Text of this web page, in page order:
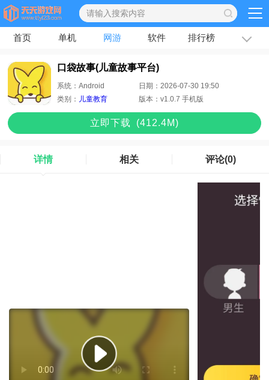
首页 单机 网游 软件 排行榜 专题
口袋故事(儿童故事平台)
系统：Android 日期：2026-07-30 19:50
类别： 儿童教育 版本：v1.0.7 手机版
立即下载 (412.4M)
详情 相关 评论(0)